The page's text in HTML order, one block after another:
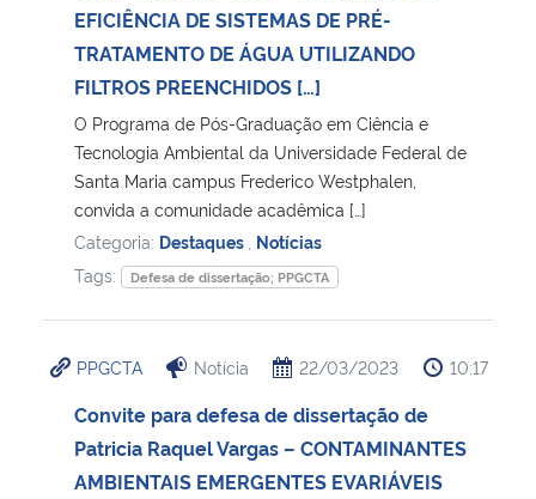
EFICIÊNCIA DE SISTEMAS DE PRÉ-
TRATAMENTO DE ÁGUA UTILIZANDO
FILTROS PREENCHIDOS […]
O Programa de Pós-Graduação em Ciência e
Tecnologia Ambiental da Universidade Federal de
Santa Maria campus Frederico Westphalen,
convida a comunidade acadêmica […]
Categoria: Destaques Notícias
Tags:
Defesa de dissertação; PPGCTA
PPGCTA Notícia 22/03/2023 10:17
Convite para defesa de dissertação de
Patricia Raquel Vargas – CONTAMINANTES
AMBIENTAIS EMERGENTES EVARIÁVEIS